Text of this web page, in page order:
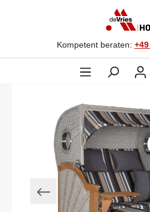
Kompetent beraten: